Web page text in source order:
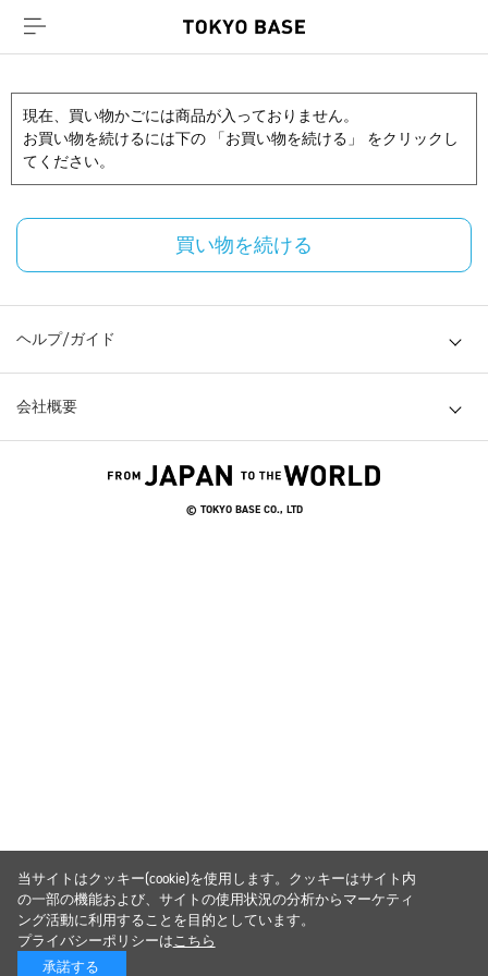
現在、買い物かごには商品が入っておりません。
お買い物を続けるには下の 「お買い物を続ける」 をクリックし
てください。
買い物を続ける
ヘルプ/ガイド
会社概要
© TOKYO BASE CO., LTD
当サイトはクッキー(cookie)を使用します。クッキーはサイト内
の一部の機能および、サイトの使用状況の分析からマーケティ
ング活動に利用することを目的としています。
プライバシーポリシーはこちら
承諾する